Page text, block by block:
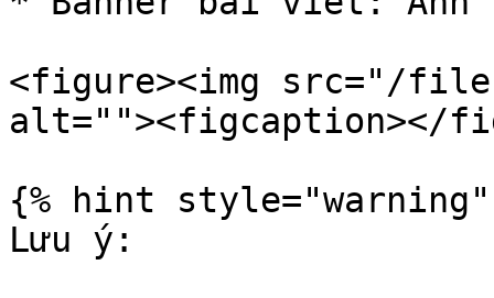
<figure><img src="/
alt=""><figcaption></
{% hint style="warning"
Lưu ý: